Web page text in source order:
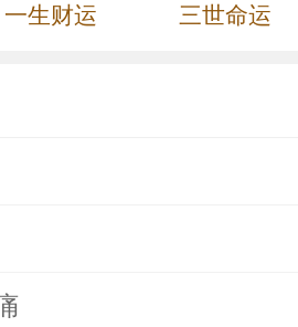
一生财运 三世命运